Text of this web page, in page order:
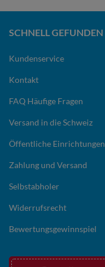
SCHNELL GEFUNDEN
Kundenservice
Kontakt
FAQ Häufige Fragen
Versand in die Schweiz
Öffentliche Einrichtungen
Zahlung und Versand
Selbstabholer
Widerrufsrecht
Bewertungsgewinnspiel